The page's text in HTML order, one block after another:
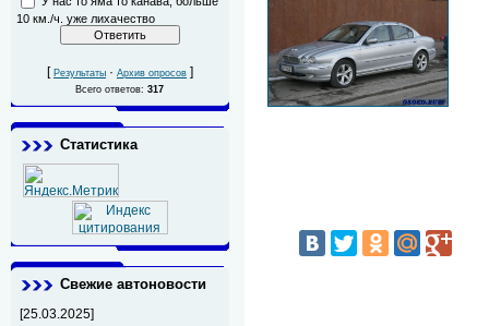
10 км./ч. уже лихачество
[ Результаты · Архив опросов ]
Всего ответов:317
Статистика
Свежие автоновости
[25.03.2025]